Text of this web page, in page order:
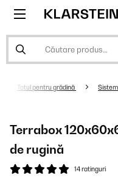
Totul pentru grădină
Terrabox
de rugină
14 ratinguri